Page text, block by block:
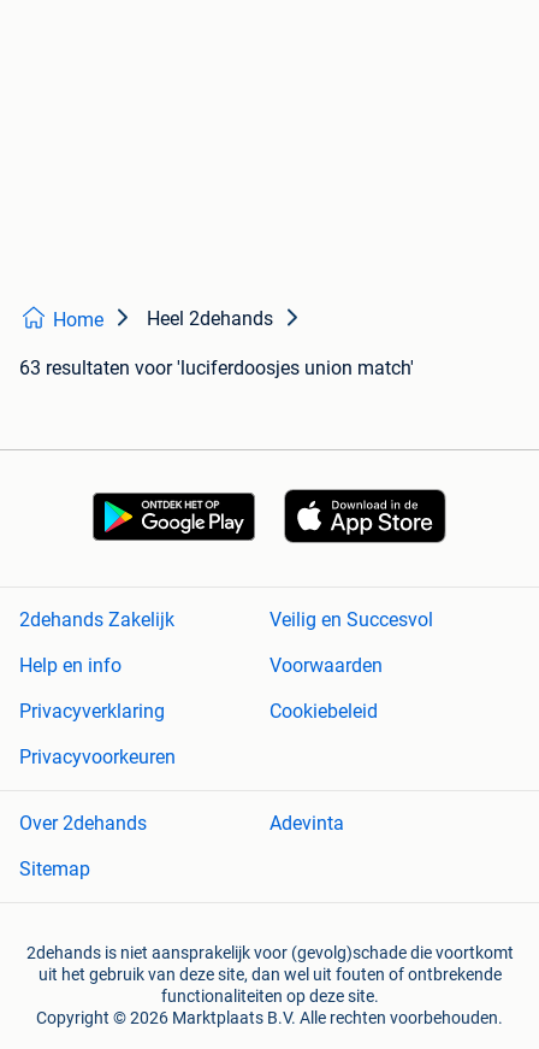
Home Heel 2dehands
63 resultaten voor 'luciferdoosjes union match'
2dehands Zakelijk
Veilig en Succesvol
Help en info
Voorwaarden
Privacyverklaring
Cookiebeleid
Privacyvoorkeuren
Over 2dehands
Adevinta
Sitemap
2dehands is niet aansprakelijk voor (gevolg)schade die voortkomt
uit het gebruik van deze site, dan wel uit fouten of ontbrekende
functionaliteiten op deze site.
Copyright © 2026 Marktplaats B.V. Alle rechten voorbehouden.